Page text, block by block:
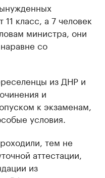
класс, а 7 человек
министра, они
со
из ДНР и
и
к экзаменам,
условия.
тем не
аттестации,
из